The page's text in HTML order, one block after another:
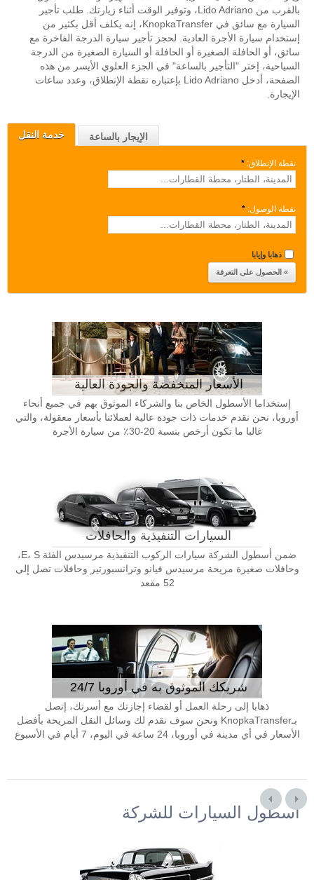
خدمة النقل الإيجار بالساعة
نقطة الإنطلاق: *
نقطة الوصول: *
ذهابا وإيابا
الأسعار المنخفضة والجودة العالية
إستخداما الأسطول الخاص بنا والشركاء الموثوق بهم في جميع أنحاء
أوروبا، نحن نقدم خدمات ذات جودة عالية لعملائنا بأسعار معقولة، والتي
غالبا ما تكون أرخص بنسبة 20-30٪ من سيارة الأجرة
السيارات التنفيذية والحافلات
ضمن أسطول الشركة سيارات الركوب التنفيذية مرسيدس الفئة E، S،
وحافلات صغيرة مريحة مرسيدس فيانو وترانسبورتير وحافلات تصل إلى
52 مقعد
شريكك الموثوق به في أوروبا 24/7
ذهابا إلى رحلة العمل أو لقضاء إجازتك مع أسرتك، إتصل
بـKnopkaTransfer ونحن سوف نقدم لك وسائل النقل المريحة بأفضل
الأسعار في أي مدينة في أوروبا، 24 ساعة في اليوم، 7 أيام في الأسبوع
بالقرب من Lido Adriano، وتوفير الوقت أثناء زيارتك. طلب تأجير
السيارة مع سائق في KnopkaTransfer، إنه يكلف أقل بكثير من
إستخدام سيارة الأجرة العادية. لحجز تأجير سيارة الدرجة الفاخرة مع
سائق، أو الحافلة الصغيرة أو الحافلة أو السيارة الصغيرة من الدرجة
السياحية، إختر "التأجير بالساعة" في الجزء العلوي الأيسر من هذه
الصفحة، أدخل Lido Adriano بإعتباره نقطة الإنطلاق، وعدد ساعات
الإيجارة.
أسطول السيارات للشركة